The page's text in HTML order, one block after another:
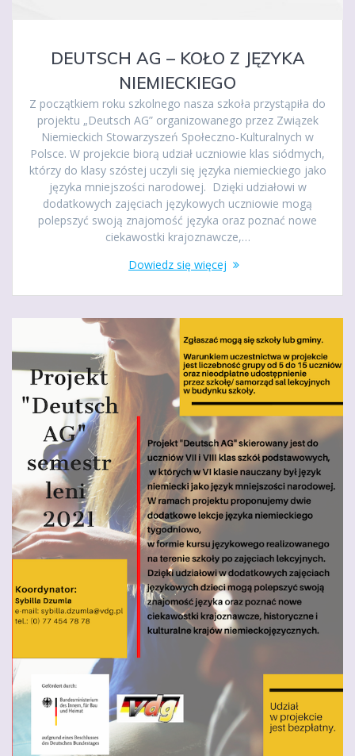
DEUTSCH AG – KOŁO Z JĘZYKA
NIEMIECKIEGO
Z początkiem roku szkolnego nasza szkoła przystąpiła do
projektu „Deutsch AG” organizowanego przez Związek
Niemieckich Stowarzyszeń Społeczno-Kulturalnych w
Polsce. W projekcie biorą udział uczniowie klas siódmych,
którzy do klasy szóstej uczyli się języka niemieckiego jako
języka mniejszości narodowej. Dzięki udziałowi w
dodatkowych zajęciach językowych uczniowie mogą
polepszyć swoją znajomość języka oraz poznać nowe
ciekawostki krajoznawcze,…
Dowiedz się więcej